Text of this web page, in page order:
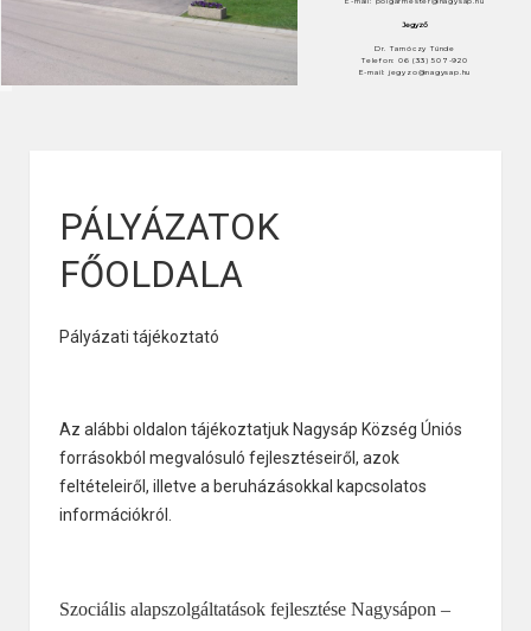
Jegyző
Dr. Tarnóczy Tünde
Telefon: 06 (33) 507-920
E-mail: jegyzo@nagysap.hu
PÁLYÁZATOK
FŐOLDALA
Pályázati tájékoztató
Az alábbi oldalon tájékoztatjuk Nagysáp Község Úniós
forrásokból megvalósuló fejlesztéseiről, azok
feltételeiről, illetve a beruházásokkal kapcsolatos
információkról.
Szociális alapszolgáltatások fejlesztése Nagysápon –